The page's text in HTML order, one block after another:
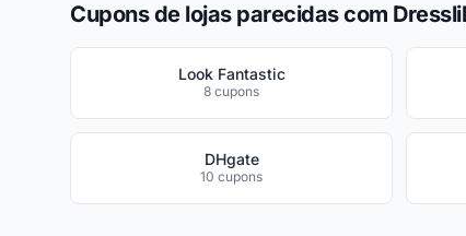
Cupons de lojas parecidas com
Look Fantastic
8 cupons
DHgate
10 cupons